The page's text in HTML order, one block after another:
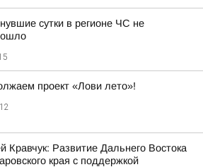
сутки в регионе ЧС не
проект «Лови лето»!
Кравчук: Развитие Дальнего Востока
края с поддержкой